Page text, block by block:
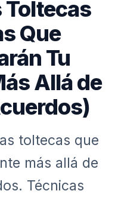
Toltecas
Que
Tu
Allá de
toltecas que
más allá de
Técnicas